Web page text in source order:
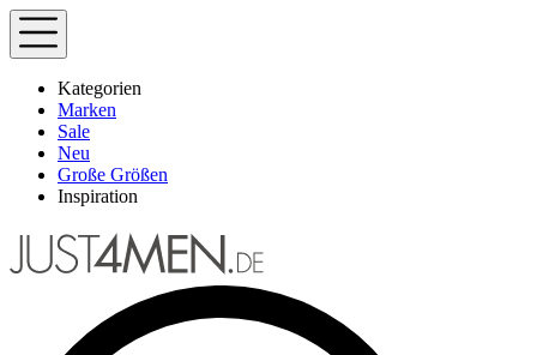
Kategorien
Marken
Sale
Neu
Große Größen
Inspiration